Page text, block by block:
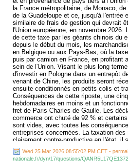
la France métropolitaine, de Monaco,
de la Guadeloupe et ce, jusqu'à l'entrée
similaire de frais de gestion qui devrait
l'Union européenne, en novembre
de cette taxe par les géants chinois du
depuis le début du mois, les
en Belgique ou aux Pays-Bas, où la
puis par camion en France, en profitant
sein de l'Union. Visant le plus long
d'investir en Pologne dans un entrepôt
venant de Chine, les produits seront
ensuite conditionnés en petits colis et
Conséquences de cette riposte, une
hebdomadaires en moins et un
fret de Paris-Charles-de-Gaulle. Les
commerce ont chuté de 92 % et
sont vides, avec toutes les
entreprises concernées. La taxation
clairement contre-productive en l'état, il
Gouvernement envisage de remédier à
malheureusement pas été anticipé.
Wed 25 Mar 2026 08:55:02 PM CET -
nationale.fr/dyn/17/questions/